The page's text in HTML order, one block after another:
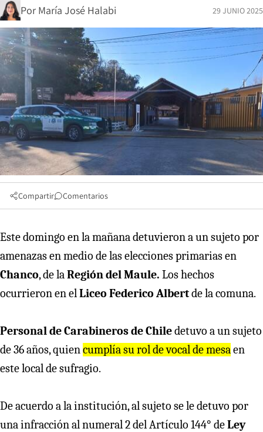
Por María José Halabi 29 JUNIO 2025
Compartir Comentarios
Este domingo en la mañana detuvieron a un sujeto por
amenazas en medio de las elecciones primarias en
Chanco, de laRegión del Maule. Los hechos
ocurrieron en elLiceo Federico Albertde la comuna.
Personal de Carabineros de Chiledetuvo a un sujeto
de 36 años, quiencumplía su rol de vocal de mesaen
este local de sufragio.
De acuerdo a la institución, al sujeto se le detuvo por
una infracción al numeral 2 del Artículo 144° deLey